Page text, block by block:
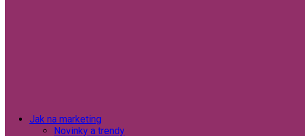
Jak na marketing
Novinky a trendy